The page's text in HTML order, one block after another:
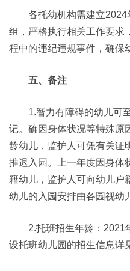
各托幼机构需建立2024
组，严格执行相关工作要求
程中的违纪违规事件，确保
五、备注
1.智力有障碍的幼儿可至
记。确因身体状况等特殊原
龄幼儿，监护人可凭有关证
推迟入园。上一年度因身体
籍幼儿，监护人可向幼儿户
幼儿的入园安排由各园视幼
2.托班招生年龄：2021
设托班幼儿园的招生信息详